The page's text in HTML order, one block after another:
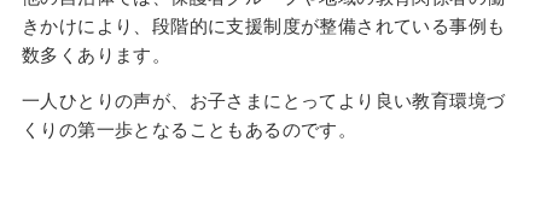
きかけにより、段階的に支援制度が整備されている事例も
数多くあります。
一人ひとりの声が、お子さまにとってより良い教育環境づ
くりの第一歩となることもあるのです。